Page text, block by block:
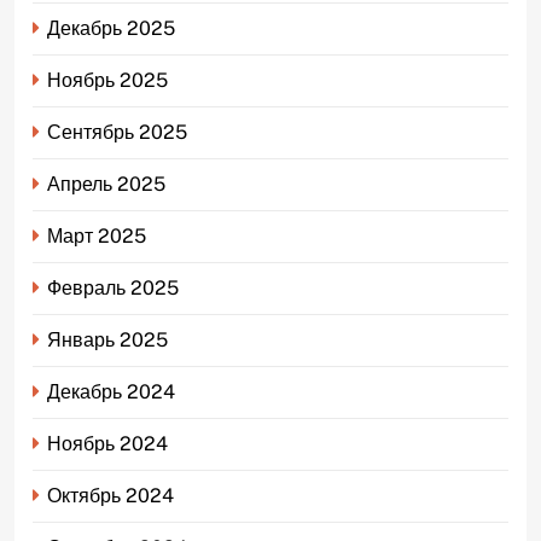
Декабрь 2025
Ноябрь 2025
Сентябрь 2025
Апрель 2025
Март 2025
Февраль 2025
Январь 2025
Декабрь 2024
Ноябрь 2024
Октябрь 2024